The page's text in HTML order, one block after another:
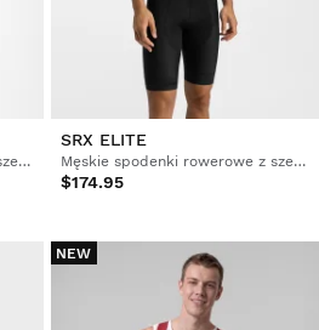
Męskie spodenki rowerowe z szelkami
SRX ELITE
Męskie spodenki rowerowe z szelkami
$174.95
NEW